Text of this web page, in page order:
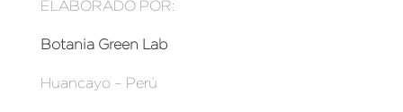
ELABORADO POR:
Botania Green Lab
Huancayo – Perú